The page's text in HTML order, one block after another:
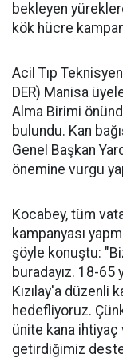
bekleyen
kök hücre
Acil Tıp
DER) Manisa
Alma Birimi
bulundu. Kan
Genel Başkan
önemine vurgu
Kocabey, tüm
kampanyası
şöyle konuştu:
buradayız. 18-65
Kızılay'a düzenli
hedefliyoruz.
ünite kana ihtiyaç
getirdiğimiz